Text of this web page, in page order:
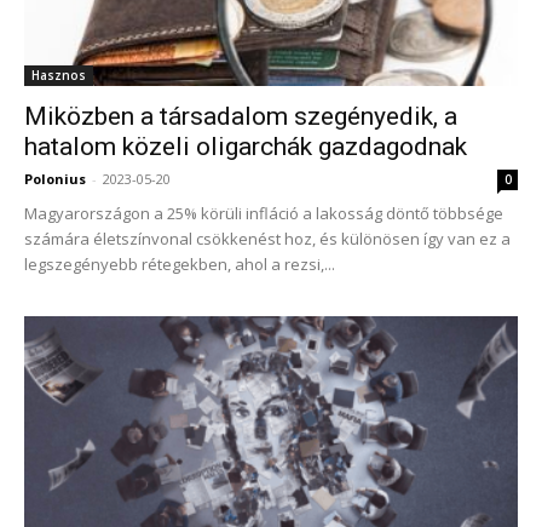
Hasznos
Miközben a társadalom szegényedik, a
hatalom közeli oligarchák gazdagodnak
Polonius - 2023-05-20 0
Magyarországon a 25% körüli infláció a lakosság döntő többsége
számára életszínvonal csökkenést hoz, és különösen így van ez a
legszegényebb rétegekben, ahol a rezsi,...